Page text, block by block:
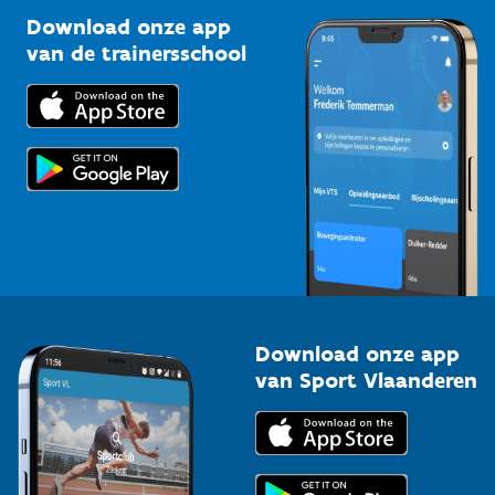
Bedrijven
Trainers en begeleiders
Topsporters
Kennisplatform
Downloads
Voor de pers
Download onze app
van de trainersschool
Download onze app
van Sport Vlaanderen